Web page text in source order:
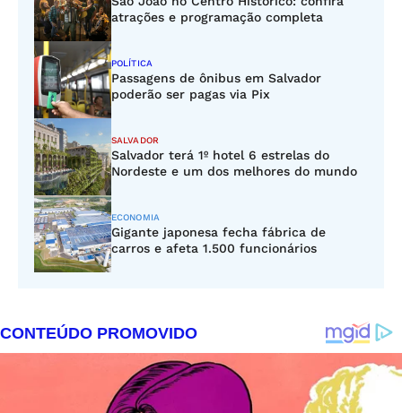
atrações e programação completa
POLÍTICA
Passagens de ônibus em Salvador
poderão ser pagas via Pix
SALVADOR
Salvador terá 1º hotel 6 estrelas do
Nordeste e um dos melhores do mundo
ECONOMIA
Gigante japonesa fecha fábrica de
carros e afeta 1.500 funcionários